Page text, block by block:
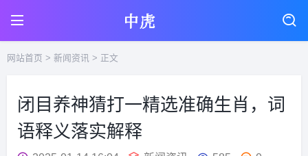
网站首页 > 新闻资讯 > 正文
闭目养神猜打一精选准确生肖，词
语释义落实解释